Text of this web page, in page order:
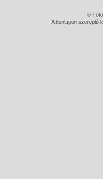
©
A honlapon szereplő